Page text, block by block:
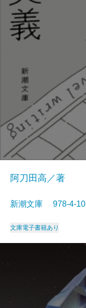
阿刀田高／著
新潮文庫 978-4-
文庫電子書籍あり